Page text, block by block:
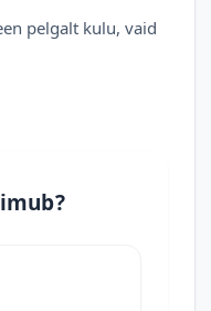
pelgalt kulu, vaid